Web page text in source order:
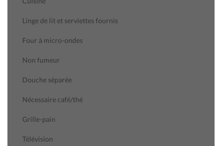
Linge de lit et serviettes fournis
Four à micro-ondes
Non fumeur
Douche séparée
Nécessaire café/thé
Grille-pain
Télévision